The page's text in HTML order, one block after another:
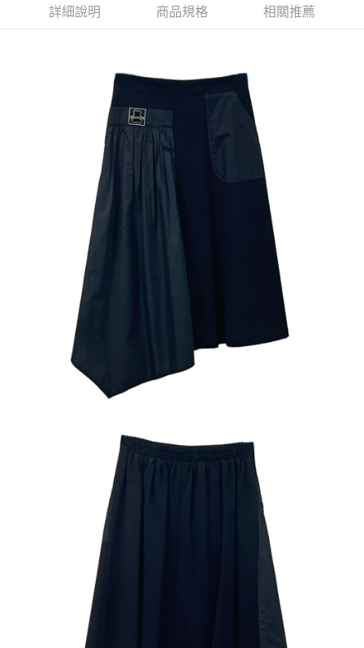
2.付款方式選擇「大哥付你分期」，訂單成立後會自動跳轉到大哥付的交易
流程，驗證手機門號後，選擇欲分期的期數、繳款截止日，確認付款後即完
消。如遇「轉專審核」未通過狀況，表示未達大哥付你分期系統評分，恕無
1.分期款項不併入電信帳單，「大哥付你分期」於每月結算日後寄送繳費提
2.透過簡訊連結打開帳單後，可選擇「超商條碼／台灣大直營門市／銀行轉
帳／街口支付／iPASS MONEY」等通路繳費。
1.本服務係由「台灣大哥大股份有限公司」（以下簡稱本公司）所提供，讓
用戶於交易時，得透過本服務購買商品或服務，並由商店將買賣／分期付款
買賣價金債權讓與本公司後，依約使用本公司帳單繳交帳款。
2.基於同意付款使用「大哥付你分期」之契約關係目的，商店將以您的個人
資料（包含姓名、電話或地址）提供予台灣大哥大進項蒐集、處理及利用，
由本公司與您本人進行分期帳單所需資料之確認、核對及更正。
3.完整用戶服務條款，請詳閱以下連結：
https://oppay.tw/userRule
相關說明
１．簡單：不需註冊會員、不需綁卡、不需儲值。
２．便利：只要手機號碼，簡訊認證，即可結帳。
３．安心：先確認商品／服務後，再付款。
【「AFTEE先享後付」結帳流程】
１．於結帳方式選擇「AFTEE先享後付」後，將跳轉至「AFTEE先享後付」
結帳頁面，進行簡訊認證並確認金額後，即可完成結帳。
２．訂單成立數日內，您將收到繳費通知簡訊。
３．收到繳費通知簡訊後14天內，點擊此簡訊中的連結，可透過四大超商／
ATM／網路銀行／等多元方式進行付款，方視為交易完成。
※ 請注意：結帳手續完成當下不需立刻繳費，但若您需要取消訂單，請聯絡
購買商品的店家。未經商家同意取消之訂單仍視為有效，需透過AFTEE先享
後付繳納相關費用。
※ 交易是否成功請以「AFTEE先享後付 」之結帳頁面顯示為準，若有關於
是否繳費成功／繳費後需取消欲退款等相關疑問，請聯繫「AFTEE先享後付
客戶支援中心」
https://netprotections.freshdesk.com/support/home
【注意事項】
１．透過由恩沛科技股份有限公司提供之「AFTEE先享後付」服務完成之交
易，需依本服務之必要範圍內提供個人資料，並將交易相關給付款項請求債
權轉讓予恩沛科技股份有限公司。
２．關於個人資料處理事宜，請瀏覽以下網址：
https://aftee.tw/terms/#terms3
４．使用「AFTEE先享後付」時，將依據個別帳號之用戶狀況，依本公司即
時審查核予不同之上限額度；若仍有額度不足之情形，本公司將視審查結果
請求用戶進行身份認證。
５．嚴禁一人註冊多個帳號或使用他人資訊註冊。若發現惡意使用之情形，
恩沛科技股份有限公司將有權停止該用戶之使用額度並採取法律行動。
每筆NT$120，滿NT$2,000(含以上)免運費
每筆NT$120，滿NT$2,000(含以上)免運費
每筆NT$120，滿NT$2,000(含以上)免運費
詳細說明 商品規格 相關推薦